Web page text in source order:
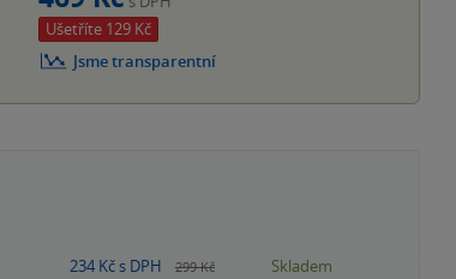
Ušetříte 129 Kč
Jsme transparentní
234 Kčs DPH 299 Kč Skladem